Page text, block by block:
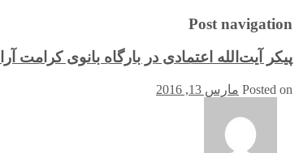
Post navigation
پیکر آیت‌الله اعتمادی در بارگاه بانوی
Posted on مارس 13, 2016